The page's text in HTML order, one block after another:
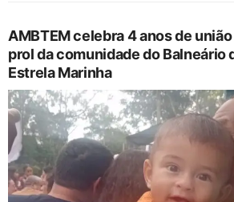
AMBTEM celebra 4 anos de
prol da comunidade do Balneário
Estrela Marinha